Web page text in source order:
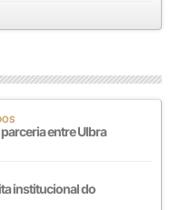
entre Ulbra
institucional do